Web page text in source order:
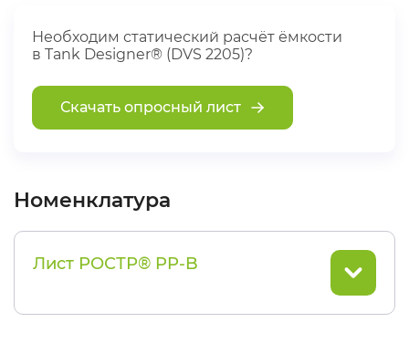
Необходим статический расчёт ёмкости
в Tank Designer® (DVS 2205)?
Скачать опросный лист
Номенклатура
Лист РОСТР® PP-B